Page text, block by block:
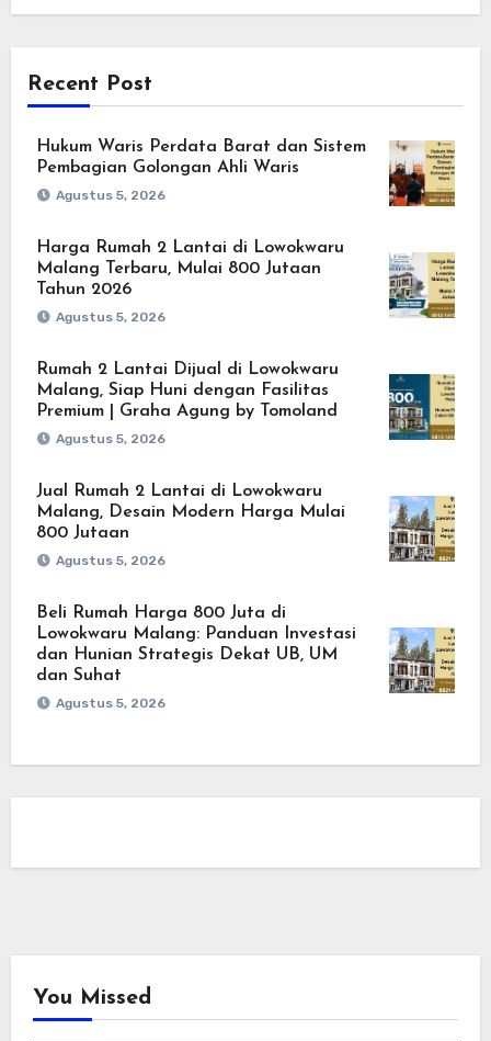
Recent Post
Hukum Waris Perdata Barat dan Sistem
Pembagian Golongan Ahli Waris
Agustus 5, 2026
Harga Rumah 2 Lantai di Lowokwaru
Malang Terbaru, Mulai 800 Jutaan
Tahun 2026
Agustus 5, 2026
Rumah 2 Lantai Dijual di Lowokwaru
Malang, Siap Huni dengan Fasilitas
Premium | Graha Agung by Tomoland
Agustus 5, 2026
Jual Rumah 2 Lantai di Lowokwaru
Malang, Desain Modern Harga Mulai
800 Jutaan
Agustus 5, 2026
Beli Rumah Harga 800 Juta di
Lowokwaru Malang: Panduan Investasi
dan Hunian Strategis Dekat UB, UM
dan Suhat
Agustus 5, 2026
You Missed